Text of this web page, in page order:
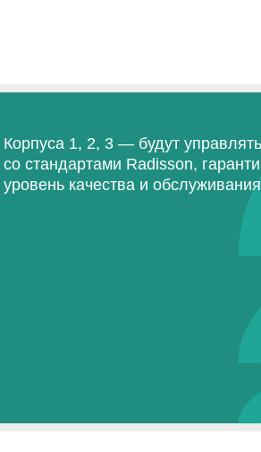
Корпуса 1, 2, 3 — будут
со стандартами Radisson,
уровень качества и обслуживания